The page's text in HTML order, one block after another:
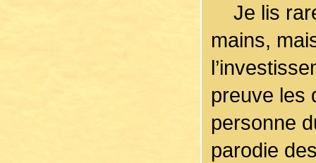
Je lis
mains,
preuve les
personne
parodie